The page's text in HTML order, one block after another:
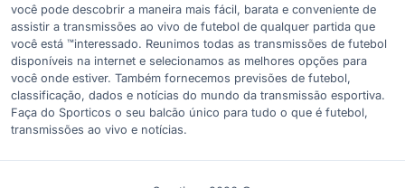
você pode descobrir a maneira mais fácil, barata e conveniente de
assistir a transmissões ao vivo de futebol de qualquer partida que
você está ™interessado. Reunimos todas as transmissões de futebol
disponíveis na internet e selecionamos as melhores opções para
você onde estiver. Também fornecemos previsões de futebol,
classificação, dados e notícias do mundo da transmissão esportiva.
Faça do Sporticos o seu balcão único para tudo o que é futebol,
transmissões ao vivo e notícias.